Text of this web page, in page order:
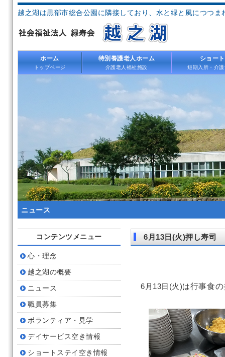
越之湖は黒部市総合公園に隣接しており、水と緑と風につつ
ホーム
トップページ
特別養護老人ホーム
介護老人福祉施設
ショー
短期入所・介
ニュース
6月13日(火)押し寿司
6月13日(火)は行事食の
コンテンツメニュー
心・理念
越之湖の概要
ニュース
職員募集
ボランティア・見学
デイサービス空き情報
ショートステイ空き情報